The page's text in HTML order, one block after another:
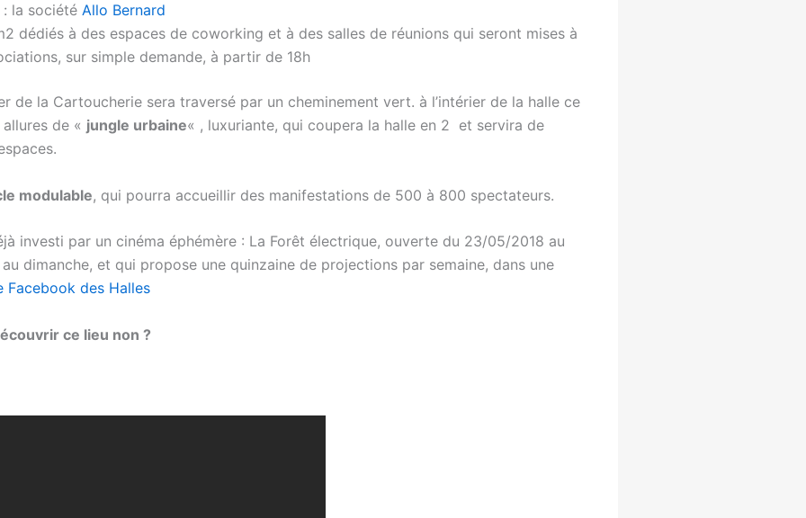
la société Allo Bernard
dédiés à des espaces de coworking et à des salles de réunions qui seront mises à
sur simple demande, à partir de 18h
de la Cartoucherie sera traversé par un cheminement vert. à l’intérier de la halle ce
de « jungle urbaine« , luxuriante, qui coupera la halle en 2 et servira de
modulable, qui pourra accueillir des manifestations de 500 à 800 spectateurs.
investi par un cinéma éphémère : La Forêt électrique, ouverte du 23/05/2018 au
dimanche, et qui propose une quinzaine de projections par semaine, dans une
Facebook des Halles
ce lieu non ?